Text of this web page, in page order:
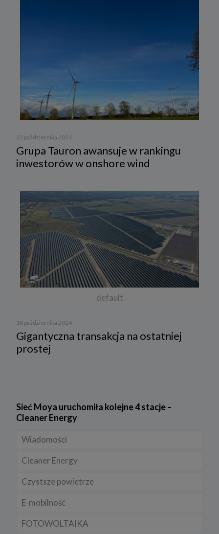
22 października 2024
Grupa Tauron awansuje w rankingu
inwestorów w onshore wind
default
18 października 2024
Gigantyczna transakcja na ostatniej
prostej
Sieć Moya uruchomiła kolejne 4 stacje –
Cleaner Energy
Wiadomości
Firmy
Prawo
Rynek/Gospodarka
Cleaner Energy
Dla domu
Dla firmy
Dla samorządu
Czystsze powietrze
E-mobilność
E-ładowarki
FOTOWOLTAIKA